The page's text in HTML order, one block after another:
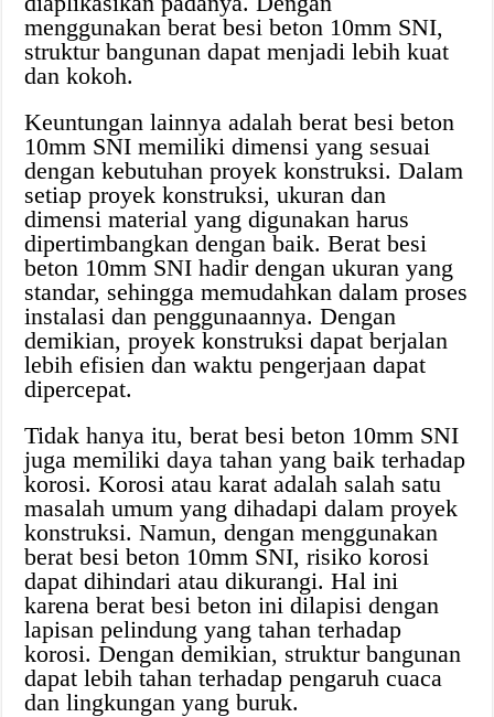
menggunakan berat besi beton 10mm SNI,
struktur bangunan dapat menjadi lebih kuat
dan kokoh.
Keuntungan lainnya adalah berat besi beton
10mm SNI memiliki dimensi yang sesuai
dengan kebutuhan proyek konstruksi. Dalam
setiap proyek konstruksi, ukuran dan
dimensi material yang digunakan harus
dipertimbangkan dengan baik. Berat besi
beton 10mm SNI hadir dengan ukuran yang
standar, sehingga memudahkan dalam proses
instalasi dan penggunaannya. Dengan
demikian, proyek konstruksi dapat berjalan
lebih efisien dan waktu pengerjaan dapat
dipercepat.
Tidak hanya itu, berat besi beton 10mm SNI
juga memiliki daya tahan yang baik terhadap
korosi. Korosi atau karat adalah salah satu
masalah umum yang dihadapi dalam proyek
konstruksi. Namun, dengan menggunakan
berat besi beton 10mm SNI, risiko korosi
dapat dihindari atau dikurangi. Hal ini
karena berat besi beton ini dilapisi dengan
lapisan pelindung yang tahan terhadap
korosi. Dengan demikian, struktur bangunan
dapat lebih tahan terhadap pengaruh cuaca
dan lingkungan yang buruk.